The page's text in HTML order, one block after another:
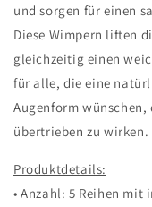
und sorgen für einen
Diese Wimpern liften
gleichzeitig einen
für alle, die eine
Augenform
übertrieben zu wirken.
Produktdetails:
• Anzahl: 5 Reihen mit